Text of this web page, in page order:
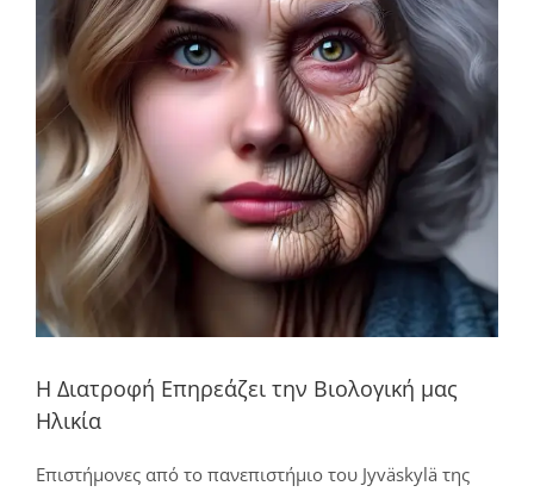
Η Διατροφή Επηρεάζει την Βιολογική μας
Ηλικία
Επιστήμονες από το πανεπιστήμιο του Jyväskylä της